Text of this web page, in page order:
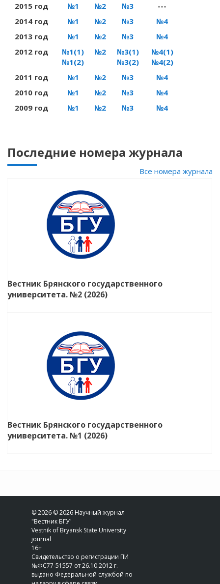
2015 год
№1 №2 №3
---
2014 год
№1 №2 №3
№4
2013 год
№1 №2 №3
№4
2012 год
№1(1)
№1(2)
№2
№3(1)
№3(2)
№4(1)
№4(2)
2011 год
№1 №2 №3
№4
2010 год
№1 №2 №3
№4
2009 год
№1 №2 №3 №4
Последние номера журнала
Все номера журнала
Вестник Брянского государственного
университета. №2 (2026)
Вестник Брянского государственного
университета. №1 (2026)
© 2026 © 2026 Научный журнал
"Вестник БГУ"
Vestnik of Bryansk State University
journal
16+
Свидетельство о регистрации ПИ
№ФС77-51557 от 26.10.2012 г.
выдано Федеральной службой по